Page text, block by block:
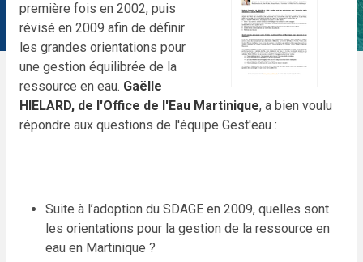
première fois en 2002, puis
révisé en 2009 afin de définir
les grandes orientations pour
une gestion équilibrée de la
ressource en eau. Gaëlle
HIELARD, de l'Office de l'Eau Martinique, a bien voulu
répondre aux questions de l'équipe Gest'eau :
Suite à l’adoption du SDAGE en 2009, quelles sont
les orientations pour la gestion de la ressource en
eau en Martinique ?